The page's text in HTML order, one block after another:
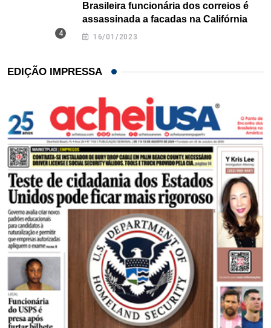
Brasileira funcionária dos correios é
assassinada a facadas na Califórnia
16/01/2023
EDIÇÃO IMPRESSA